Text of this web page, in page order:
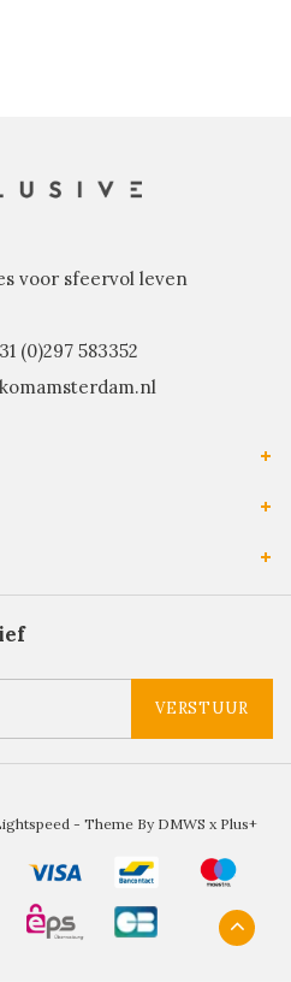
voor sfeervol leven
(0)297 583352
VERSTUUR
- Theme By DMWS x Plus+